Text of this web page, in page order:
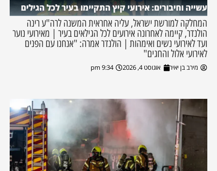
עשייה וחיבורים: אירועי קיץ התקיימו בעיר לכל הגילים
המחלקה למורשת ישראל, עליה אחראית המשנה לרה"ע רינה
הולנדר, קיימה לאחרונה אירועים לכל הגילאים בעיר | מאירועי נוער
ועד לאירועי נשים ואימהות | הולנדר אמרה: "אנחנו עם הפנים
לאירועי אלול והחגים"
מירב בן יאיר אוגוסט 4, 2026 9:34 pm